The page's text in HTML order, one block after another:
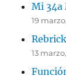
Mi 34a
19
13